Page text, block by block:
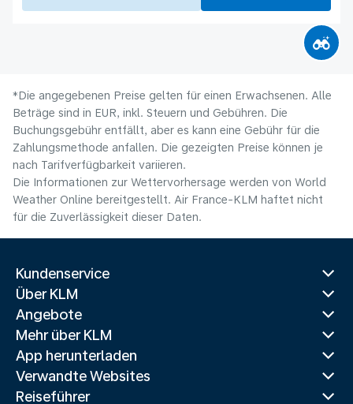
*Die angegebenen Preise gelten für einen Erwachsenen. Alle
Beträge sind in EUR, inkl. Steuern und Gebühren. Die
Buchungsgebühr entfällt, aber es kann eine Gebühr für die
Zahlungsmethode anfallen. Die gezeigten Preise können je
nach Tarifverfügbarkeit variieren.
Die Informationen zur Wettervorhersage werden von World
Weather Online bereitgestellt. Air France-KLM haftet nicht
für die Zuverlässigkeit dieser Daten.
Kundenservice
Über KLM
Angebote
Mehr über KLM
App herunterladen
Verwandte Websites
Reiseführer